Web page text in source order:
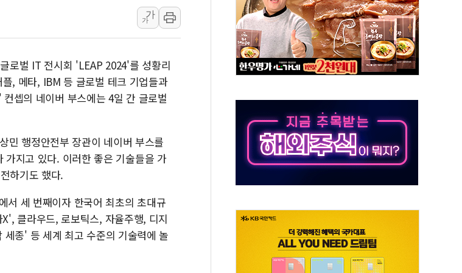
전국 그늘막 4만개 육박 7년 새 7배 늘었다...폭염 대책비는 8.6배 증가
美·日 환율공조에 유럽 패싱… '유로화 팔아 엔화 부양' 사후 통보만
구리값 사상 최고치…'닥터 코퍼'가 말하는 경기 신호가 달라졌다
에어프레미아, 호치민 노선 재개...3년 2개월 만
티엠씨, 220억원 규모 美 전력 케이블 수주
[특징주] 2차전지주 동반 강세…배터리3사 일제히 상승
디티앤씨알오, 고려대 구로병원과 AI 정밀의료 협력
中企 졸업해도 세제혜택 3년 더...중기부, '피터팬 증후군' 완화 나선다
[특징주] 엘앤에프, 흑자 전환·LFP 공급 본격화에 15%대 급등
가
가
로벌 IT 전시회 'LEAP 2024'를 성황리
, 메타, IBM 등 글로벌 테크 기업들과
셉의 네이버 부스에는 4일 간 글로벌
민 행정안전부 장관이 네이버 부스를
지고 있다. 이러한 좋은 기술들을 가
하기도 했다.
서 세 번째이자 한국어 최초의 초대규
클라우드, 로보틱스, 자율주행, 디지
종' 등 세계 최고 수준의 기술력에 놀